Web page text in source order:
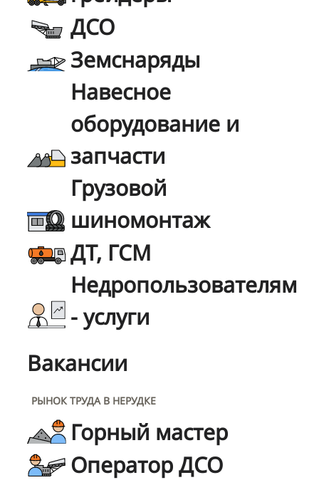
ДСО
Земснаряды
Навесное
оборудование и
запчасти
Грузовой
шиномонтаж
ДТ, ГСМ
Недропользователям
- услуги
Вакансии
РЫНОК ТРУДА В НЕРУДКЕ
Горный мастер
Оператор ДСО